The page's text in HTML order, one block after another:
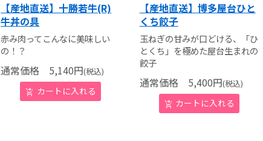
【産地直送】十勝若牛(R)
牛丼の具
赤み肉ってこんなに美味しい
の！？
通常価格 5,140円(税込)
【産地直送】博多屋台ひと
くち餃子
玉ねぎの甘みが口どける、「ひ
とくち」を極めた屋台生まれの
餃子
通常価格5,400円(税込)